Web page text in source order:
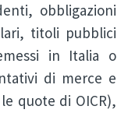
obbligazioni
titoli pubblici
in Italia o
di merce e
quote di OICR),